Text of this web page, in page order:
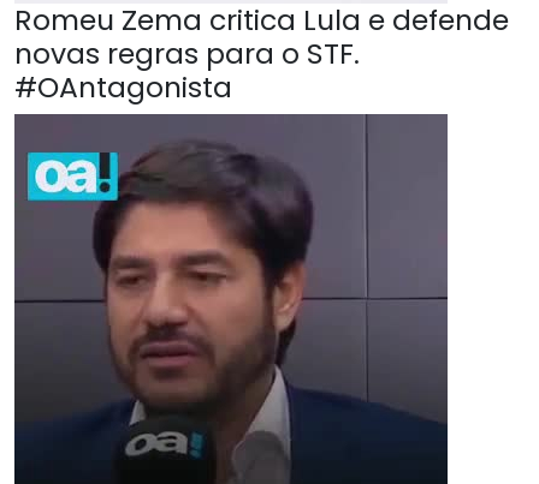
Romeu Zema critica Lula e defende
novas regras para o STF.
#OAntagonista